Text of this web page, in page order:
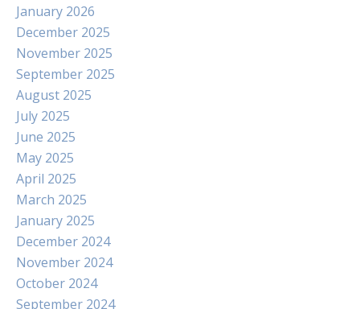
January 2026
December 2025
November 2025
September 2025
August 2025
July 2025
June 2025
May 2025
April 2025
March 2025
January 2025
December 2024
November 2024
October 2024
September 2024